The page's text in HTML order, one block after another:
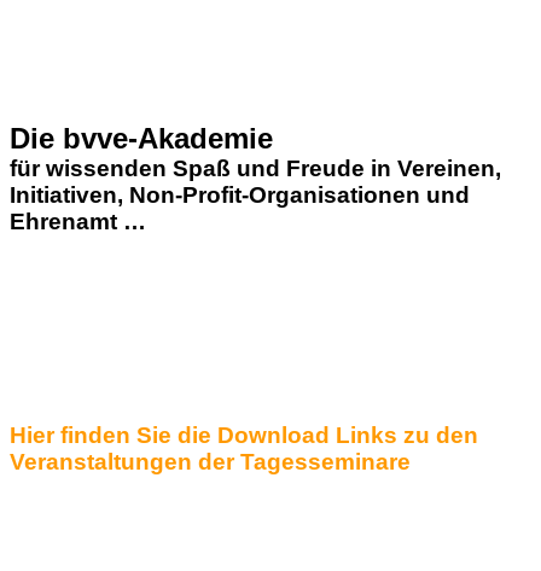
Die bvve-Akademie
für wissenden Spaß und Freude in Vereinen,
Initiativen, Non-Profit-Organisationen und
Ehrenamt …
Hier finden Sie die Download Links zu den
Veranstaltungen der Tagesseminare